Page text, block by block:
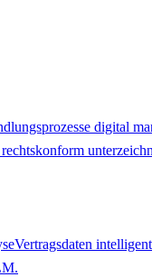
digital
Vertragsdaten